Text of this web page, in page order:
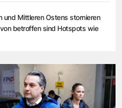
und Mittleren Ostens stornieren
betroffen sind Hotspots wie